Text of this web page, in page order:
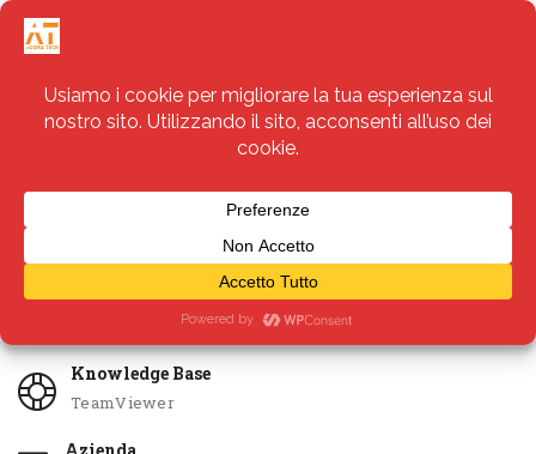
Servizi
Knowledge Base
TeamViewer